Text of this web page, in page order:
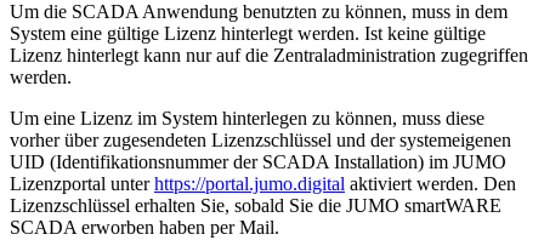
Um die SCADA Anwendung benutzten zu können, muss in dem
System eine gültige Lizenz hinterlegt werden. Ist keine gültige
Lizenz hinterlegt kann nur auf die Zentraladministration zugegriffen
werden.
Um eine Lizenz im System hinterlegen zu können, muss diese
vorher über zugesendeten Lizenzschlüssel und der systemeigenen
UID (Identifikationsnummer der SCADA Installation) im JUMO
Lizenzportal unterhttps://portal.jumo.digital aktiviert werden. Den
Lizenzschlüssel erhalten Sie, sobald Sie die JUMO smartWARE
SCADA erworben haben per Mail.